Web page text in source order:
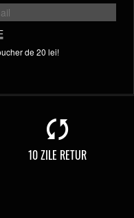
de 20 lei!
10 ZILE RETUR